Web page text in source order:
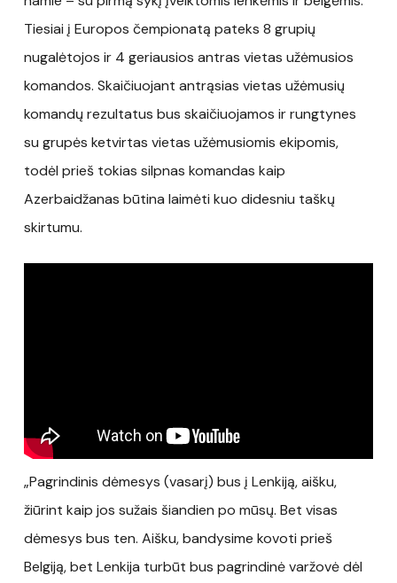
Tiesiai į Europos čempionatą pateks 8 grupių
nugalėtojos ir 4 geriausios antras vietas užėmusios
komandos. Skaičiuojant antrąsias vietas užėmusių
komandų rezultatus bus skaičiuojamos ir rungtynes
su grupės ketvirtas vietas užėmusiomis ekipomis,
todėl prieš tokias silpnas komandas kaip
Azerbaidžanas būtina laimėti kuo didesniu taškų
skirtumu.
„Pagrindinis dėmesys (vasarį) bus į Lenkiją, aišku,
žiūrint kaip jos sužais šiandien po mūsų. Bet visas
dėmesys bus ten. Aišku, bandysime kovoti prieš
Belgiją, bet Lenkija turbūt bus pagrindinė varžovė dėl